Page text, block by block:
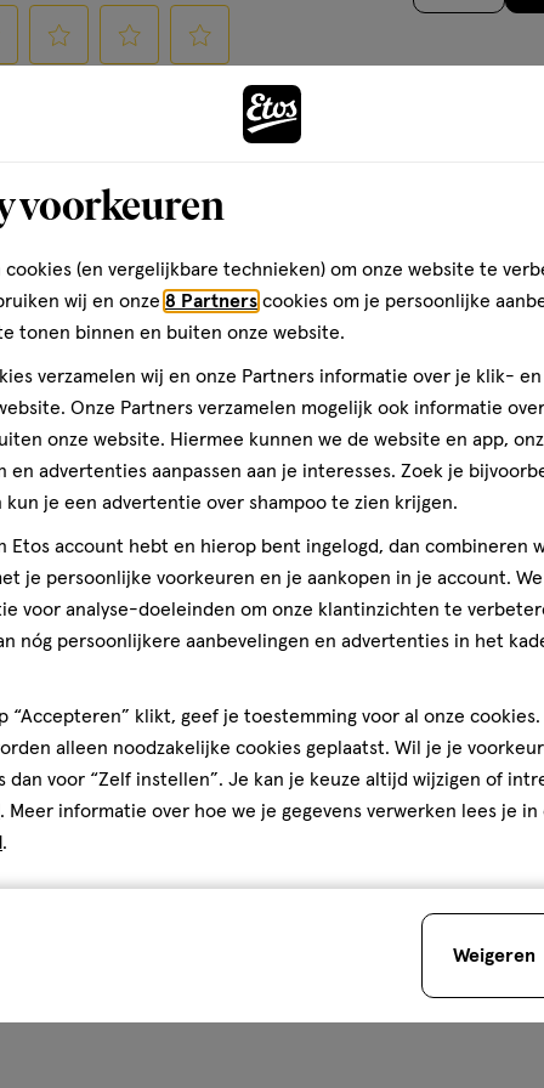
te
met
3
sterren.
open
een
vragenformulier.
te
met
4
sterren.
Hiermee
open
een
vragenformulier.
Selecteer
te
met
5
sterren.
Hiermee
je
vragenformulier.
op Recentste
ook direct matt. Voor
kleur ook om toch net
op
van
Jouw
voorkeuren
cookies (en vergelijkbare technieken) om onze website te
wij en onze 8 Partners cookies om je persoonlijke
tonen binnen en buiten onze website.
verzamelen wij en onze Partners informatie over je klik-
Onze Partners verzamelen mogelijk ook informatie
onze website. Hiermee kunnen we de website en app,
en advertenties aanpassen aan je interesses. Zoek je
kun je een advertentie over shampoo te zien krijgen.
Etos account hebt en hierop bent ingelogd, dan combineren
je persoonlijke voorkeuren en je aankopen in je account.
voor analyse-doeleinden om onze klantinzichten te
nóg persoonlijkere aanbevelingen en advertenties in het
“Accepteren” klikt, geef je toestemming voor al onze cookies.
alleen noodzakelijke cookies geplaatst. Wil je je
dan voor “Zelf instellen”. Je kan je keuze altijd wijzigen of
. Meer informatie over hoe we je gegevens verwerken lees je in
.
Weigeren